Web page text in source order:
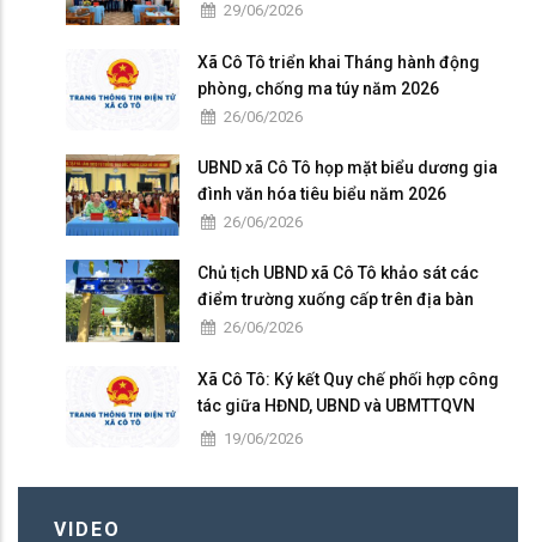
29/06/2026
Xã Cô Tô triển khai Tháng hành động
phòng, chống ma túy năm 2026
26/06/2026
UBND xã Cô Tô họp mặt biểu dương gia
đình văn hóa tiêu biểu năm 2026
26/06/2026
Chủ tịch UBND xã Cô Tô khảo sát các
điểm trường xuống cấp trên địa bàn
26/06/2026
Xã Cô Tô: Ký kết Quy chế phối hợp công
tác giữa HĐND, UBND và UBMTTQVN
nhiệm kỳ 2026 – 2031
19/06/2026
VIDEO